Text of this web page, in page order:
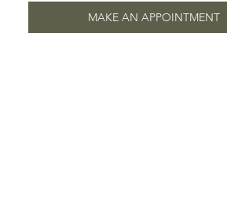
MAKE AN APPOINTMENT